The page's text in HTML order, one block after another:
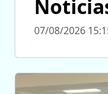
07/08/2026